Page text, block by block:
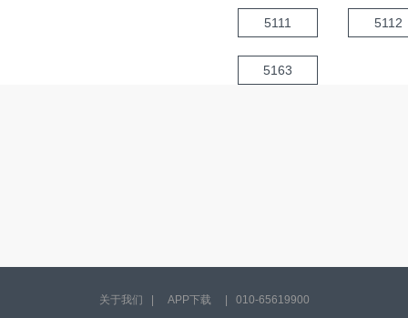
5111 5112
5163
关于我们 APP下载
010-65619900